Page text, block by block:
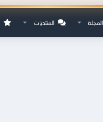
المجلة المنتديات